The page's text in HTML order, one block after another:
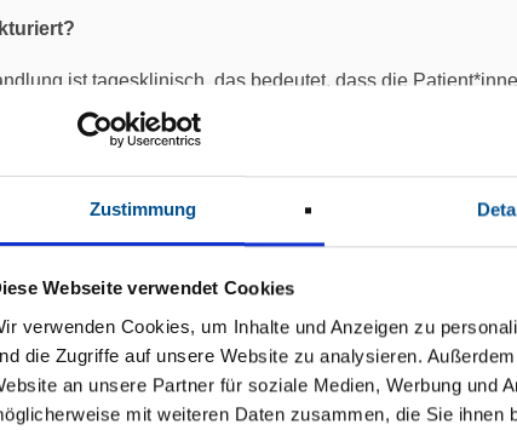
Zustimmung
Webseite verwendet Cookies
verwenden Cookies, um Inhalte und Anzeigen zu
die Zugriffe auf unsere Website zu analysieren.
an unsere Partner für soziale Medien, Werbung und
mit weiteren Daten zusammen, die Sie
ist tagesklinisch, das bedeutet, dass die
statt. Das Angebot beinhaltet nicht nur
und Tanztherapie sowie körperlich aktivierende
zirka 8 Wochen, mit großen individuellen Unterschieden.
Betreuung statt. Unklare körperliche Beschwerden
r Behandlungspfad
zu Beginn der Behandlung ein individuelles
Ängsten führen bzw. diese aufrechterhalten,
identifizieren, die aus den Ängsten resultieren und sie